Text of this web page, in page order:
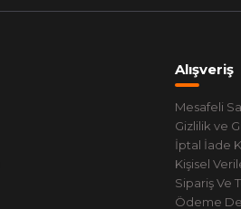
Alışveriş
Mesafeli
Gizlilik ve
İptal İade
Kişisel
Sipariş Ve
Ödeme